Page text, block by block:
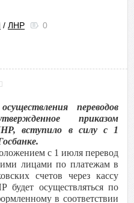
/ ЛНР 0
переводов
приказом
вступило в силу с 1
с 1 июля перевод
лицами по платежам в
счетов через кассу
будет осуществляться по
в соответствии